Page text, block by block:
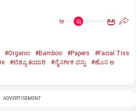
ಅ ಅ
#Organic #Bamboo #Papers
#Facial Tiss
#ಟಿಶ್ಯೂ ತಯಾರಿ #ನೈಸರ್ಗಿಕ ವಸ್ತು
#ಹೊಸ ಆ
ADVERTISEMENT